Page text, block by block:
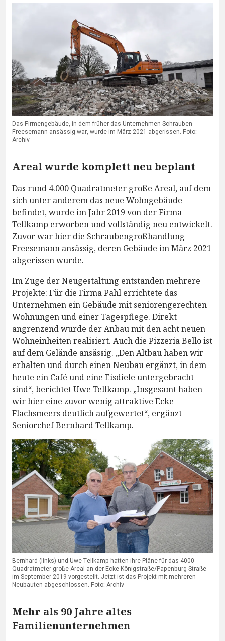
Das Firmengebäude, in dem früher das Unternehmen Schrauben
Freesemann ansässig war, wurde im März 2021 abgerissen. Foto:
Archiv
Areal wurde komplett neu beplant
Das rund 4.000 Quadratmeter große Areal, auf dem
sich unter anderem das neue Wohngebäude
befindet, wurde im Jahr 2019 von der Firma
Tellkamp erworben und vollständig neu entwickelt.
Zuvor war hier die Schraubengroßhandlung
Freesemann ansässig, deren Gebäude im März 2021
abgerissen wurde.
Im Zuge der Neugestaltung entstanden mehrere
Projekte: Für die Firma Pahl errichtete das
Unternehmen ein Gebäude mit seniorengerechten
Wohnungen und einer Tagespflege. Direkt
angrenzend wurde der Anbau mit den acht neuen
Wohneinheiten realisiert. Auch die Pizzeria Bello ist
auf dem Gelände ansässig. „Den Altbau haben wir
erhalten und durch einen Neubau ergänzt, in dem
heute ein Café und eine Eisdiele untergebracht
sind“, berichtet Uwe Tellkamp. „Insgesamt haben
wir hier eine zuvor wenig attraktive Ecke
Flachsmeers deutlich aufgewertet“, ergänzt
Seniorchef Bernhard Tellkamp.
Bernhard (links) und Uwe Tellkamp hatten ihre Pläne für das 4000
Quadratmeter große Areal an der Ecke Königstraße/Papenburg Straße
im September 2019 vorgestellt. Jetzt ist das Projekt mit mehreren
Neubauten abgeschlossen. Foto: Archiv
Mehr als 90 Jahre altes
Familienunternehmen